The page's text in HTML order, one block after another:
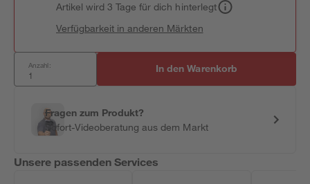
Artikel wird 3 Tage für dich hinterlegt
Verfügbarkeit in anderen Märkten
Anzahl: In den Warenkorb
Fragen zum Produkt?
Sofort-Videoberatung aus dem Markt
Unsere passenden Services